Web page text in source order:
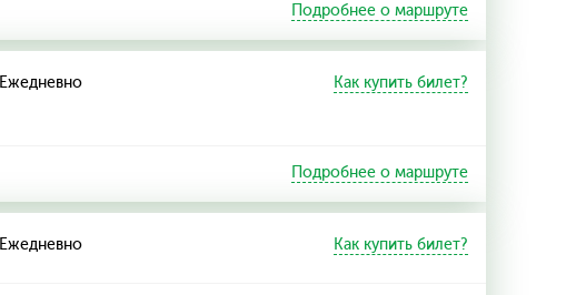
Подробнее о маршруте
Ежедневно Как купить билет?
Подробнее о маршруте
Ежедневно Как купить билет?